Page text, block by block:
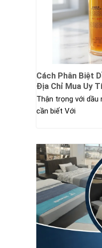
Cách Phân Biệt
Địa Chỉ Mua Uy
Thận trọng với dầu
cần biết Với